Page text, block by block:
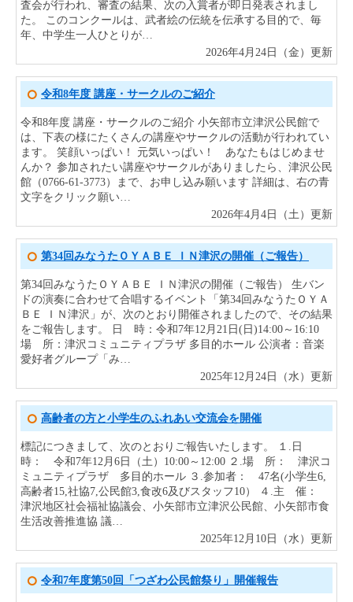
査会が行われ、審査の結果、次の入賞者が即日発表されまし
た。 このコンクールは、武者絵の伝統を伝承する目的で、毎
年、中学生一人ひとりが…
2026年4月24日（金）更新
令和8年度 講座・サークルのご紹介
令和8年度 講座・サークルのご紹介 小矢部市立津沢公民館で
は、下表の様にたくさんの講座やサークルの活動が行われてい
ます。 笑顔いっぱい！ 元気いっぱい！ あなたもはじめませ
んか？ 参加されたい講座やサークルがありましたら、津沢公民
館（0766-61-3773）まで、お申し込み願います 詳細は、右の青
文字をクリック願い…
2026年4月4日（土）更新
第34回みなうたＯＹＡＢＥ ＩＮ津沢の開催（ご報告）
第34回みなうたＯＹＡＢＥ ＩＮ津沢の開催（ご報告） 生バン
ドの演奏に合わせて合唱するイベント「第34回みなうたＯＹＡ
ＢＥ ＩＮ津沢」が、次のとおり開催されましたので、その結果
をご報告します。 日 時：令和7年12月21日(日)14:00～16:10
場 所：津沢コミュニティプラザ 多目的ホール 公演者：音楽
愛好者グループ「み…
2025年12月24日（水）更新
高齢者の方と小学生のふれあい交流会を開催
標記につきまして、次のとおりご報告いたします。 １.日
時： 令和7年12月6日（土）10:00～12:00 ２.場 所： 津沢コ
ミュニティプラザ 多目的ホール ３.参加者： 47名(小学生6,
高齢者15,社協7,公民館3,食改6及びスタッフ10） ４.主 催：
津沢地区社会福祉協議会、小矢部市立津沢公民館、小矢部市食
生活改善推進協 議…
2025年12月10日（水）更新
令和7年度第50回「つざわ公民館祭り」開催報告